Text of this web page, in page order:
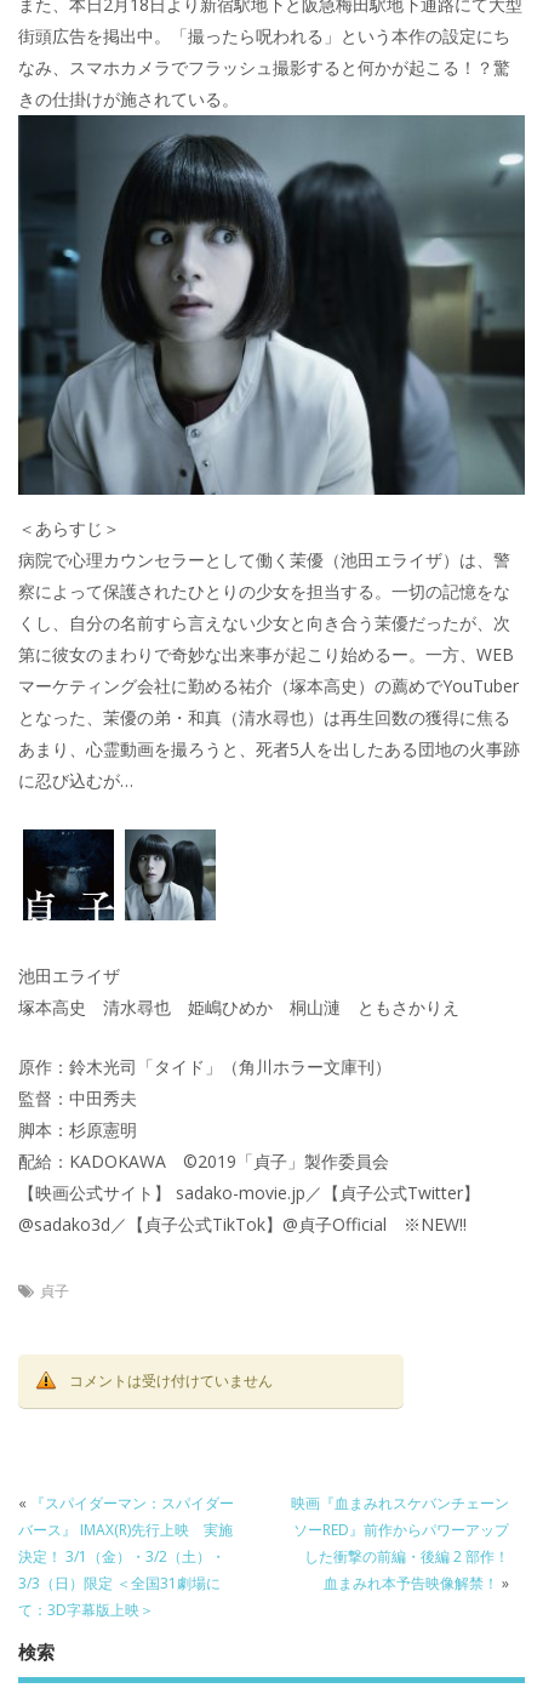
街頭広告を掲出中。「撮ったら呪われる」という本作の設定にち
なみ、スマホカメラでフラッシュ撮影すると何かが起こる！？驚
きの仕掛けが施されている。
＜あらすじ＞
病院で心理カウンセラーとして働く茉優（池田エライザ）は、警
察によって保護されたひとりの少女を担当する。一切の記憶をな
くし、自分の名前すら言えない少女と向き合う茉優だったが、次
第に彼女のまわりで奇妙な出来事が起こり始めるー。一方、WEB
マーケティング会社に勤める祐介（塚本高史）の薦めでYouTuber
となった、茉優の弟・和真（清水尋也）は再生回数の獲得に焦る
あまり、心霊動画を撮ろうと、死者5人を出したある団地の火事跡
に忍び込むが…
池田エライザ
塚本高史 清水尋也 姫嶋ひめか 桐山漣 ともさかりえ
原作：鈴木光司「タイド」（角川ホラー文庫刊）
監督：中田秀夫
脚本：杉原憲明
配給：KADOKAWA ©2019「貞子」製作委員会
【映画公式サイト】 sadako-movie.jp／【貞子公式Twitter】
@sadako3d／【貞子公式TikTok】@貞子Official ※NEW!!
貞子
コメントは受け付けていません
«
『スパイダーマン：スパイダー
バース』 IMAX(R)先行上映 実施
決定！ 3/1（金）・3/2（土）・
3/3（日）限定 ＜全国31劇場に
て：3D字幕版上映＞
映画『血まみれスケバンチェーン
ソーRED』前作からパワーアップ
した衝撃の前編・後編 2 部作！
血まみれ本予告映像解禁！ »
検索